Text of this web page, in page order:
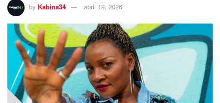
by Kabina34 abril 19, 2026